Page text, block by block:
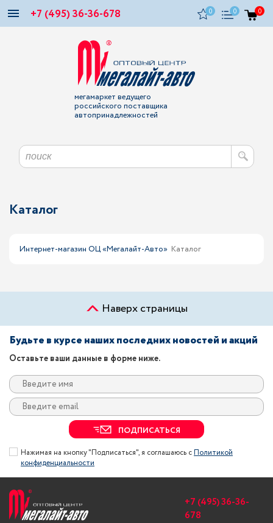
+7 (495) 36-36-678 0 0 0
мегамаркет ведущего
российского поставщика
автопринадлежностей
Каталог
Интернет-магазин ОЦ «Мегалайт-Авто» Каталог
Наверх страницы
Будьте в курсе наших последних новостей и акций
Оставьте ваши данные в форме ниже.
ПОДПИСАТЬСЯ
Нажимая на кнопку "Подписаться", я соглашаюсь сПолитикой
конфиденциальности
+7 (495) 36-36-
678